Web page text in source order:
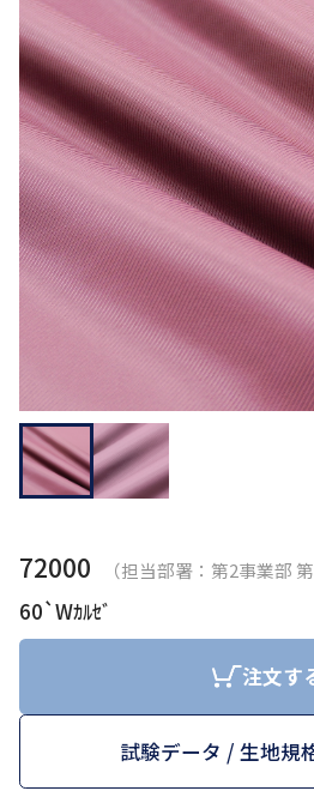
用途から探す
機能性から探す
会員様メニュー
ログイ
ン
お気に入
り
発
歴
問い合わ
大阪本社 〒541-0052 大阪府
東京本社 〒150-0001 東京都
お問い合わせフォ
よくあるご質問
72000 （担当部署：第2事業部
60`Wｶﾙｾﾞ
注文す
試験データ / 生地規